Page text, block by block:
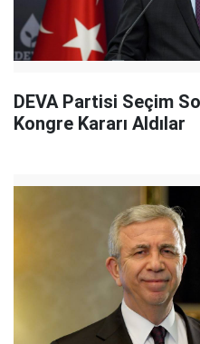
DEVA Partisi Seçim
Kongre Kararı Aldılar